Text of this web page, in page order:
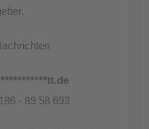
tt.de
- 89 58 693